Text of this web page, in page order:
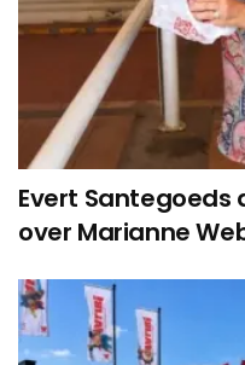
Evert Santegoeds
over Marianne